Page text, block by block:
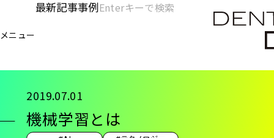
ン
ン
ツ
メニュー
[KC]
ー
-
最新記事事例
検
索
機
機械学習とは
2019.07.01